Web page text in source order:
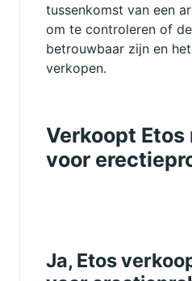
tussenkomst van een
om te controleren of
betrouwbaar zijn en
verkopen.
Verkoopt
voor
Ja, Etos